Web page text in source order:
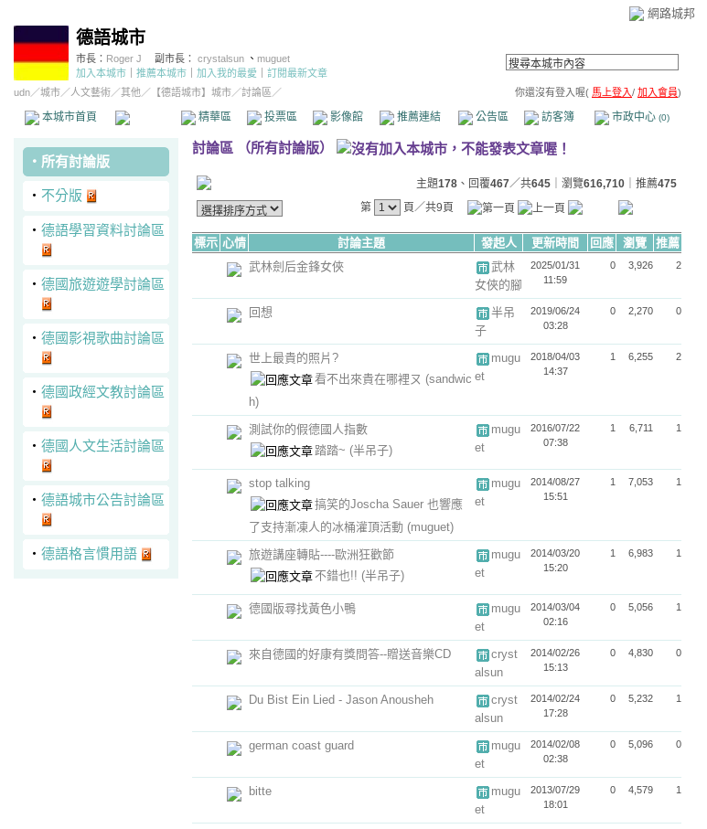
網路城邦
德語城市
市長： Roger J 副市長： crystalsun 、 muguet
加入本城市
推薦本城市 加入我的最愛
訂閱最新文章
udn／城市／人文藝術／其他 ／ 【德語城市】城市／討論區／ 你還沒有登入喔( 馬上登入/ 加入會員)
本城市首頁 精華區 投票區 影像館 推薦連結 公告區 訪客簿 市政中心 (0)
‧ 所有討論版
‧ 不分版
‧ 德語學習資料討論區
‧ 德國旅遊遊學討論區
‧ 德國影視歌曲討論區
‧ 德國政經文教討論區
‧ 德國人文生活討論區
‧ 德語城市公告討論區
‧ 德語格言慣用語
討論區 （所有討論版）
主題178 、回覆467／共645 ｜瀏覽616,710 ｜推薦475
第
頁／共9頁
標示 心情 討論主題 發起人 更新時間 回應 瀏覽
推薦
武林劍后金鋒女俠
武林
女俠的腳
2025/01/31
11:59
0 3,926 2
回想
半吊
子
2019/06/24
03:28
0 2,270 0
世上最貴的照片?
看不出來貴在哪裡ㄡ (sandwic
h)
mugu
et
2018/04/03
14:37
1 6,255 2
測試你的假德國人指數
踏踏~ (半吊子)
mugu
et
2016/07/22
07:38
1 6,711 1
stop talking
搞笑的Joscha Sauer 也響應
了支持漸凍人的冰桶灌頂活動 (muguet)
mugu
et
2014/08/27
15:51
1 7,053 1
旅遊講座轉貼----歐洲狂歡節
不錯也!! (半吊子)
mugu
et
2014/03/20
15:20
1 6,983 1
德國版尋找黃色小鴨
mugu
et
2014/03/04
02:16
0 5,056 1
來自德國的好康有獎問答--贈送音樂CD
cryst
alsun
2014/02/26
15:13
0 4,830 0
Du Bist Ein Lied - Jason Anousheh
cryst
alsun
2014/02/24
17:28
0 5,232 1
german coast guard
mugu
et
2014/02/08
02:38
0 5,096 0
bitte
mugu
et
2013/07/29
18:01
0 4,579 1